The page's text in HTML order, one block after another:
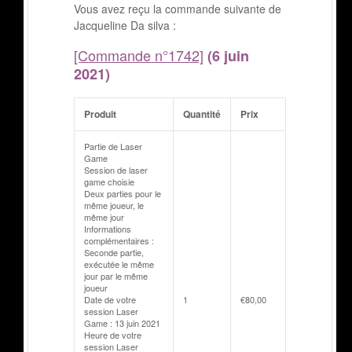
Vous avez reçu la commande suivante de
Jacqueline Da silva :
[Commande n°1742] (6 juin
2021)
Produit Quantité Prix
Partie de Laser
Game
Session de laser
game choisie
Deux parties pour le
même joueur, le
même jour
Informations
complémentaires :
Seconde partie,
exécutée le même
jour par le même
joueur
Date de votre
session Laser
Game : 13 juin 2021
Heure de votre
session Laser
1 €80,00